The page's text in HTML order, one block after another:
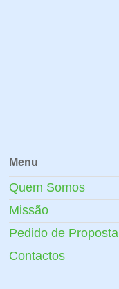
Menu
Quem Somos
Missão
Pedido de Proposta
Contactos